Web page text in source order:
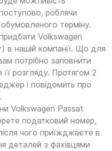
роблячи
терміну.
Volkswagen
в нашій компанії. Що для
потрібно заповнити
її розгляду. Протягом 2
і повідомить про
Volkswagen Passat
податковий номер,
чого приїжджаєте в
деталей з фахівцями